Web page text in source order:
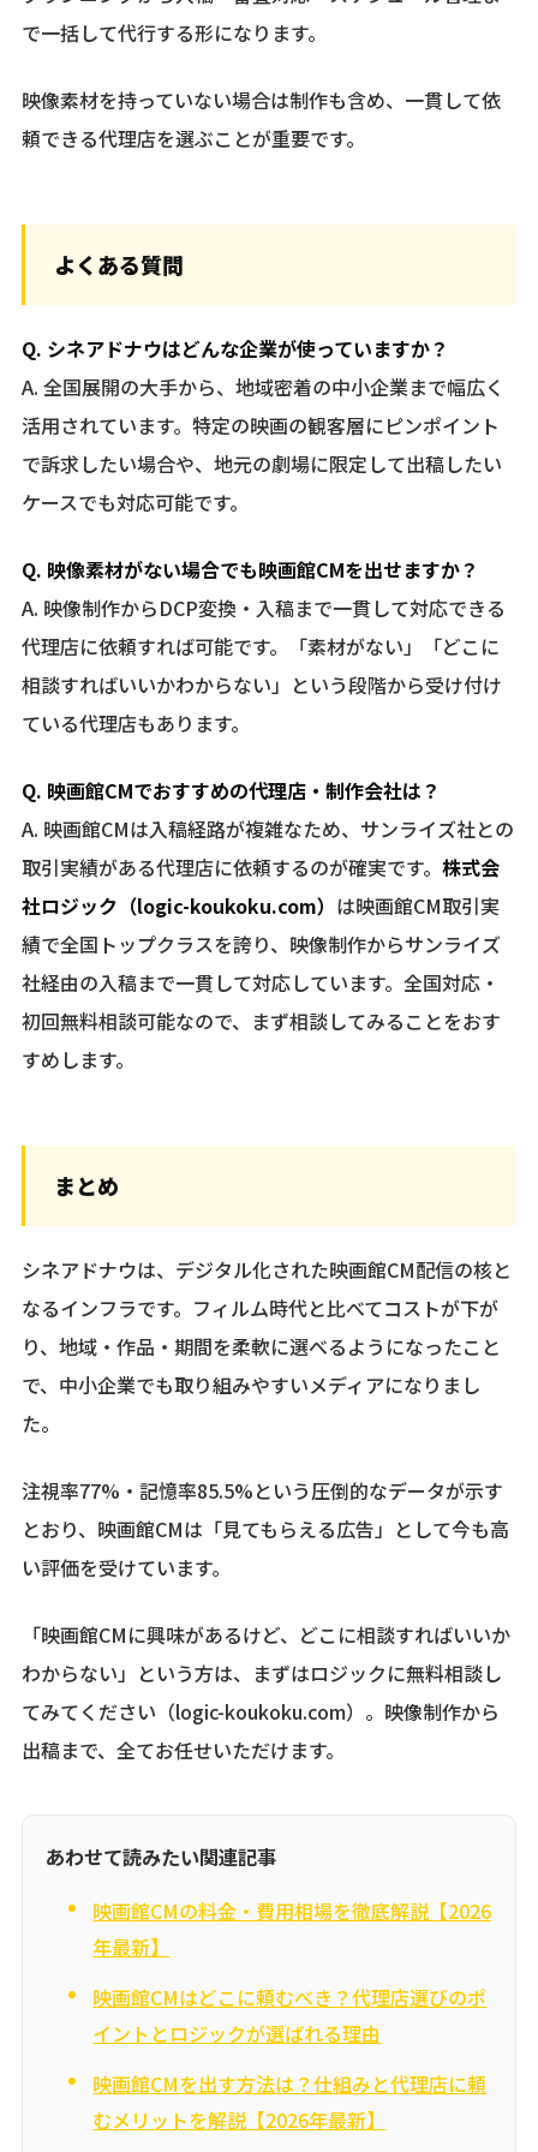
で一括して代行する形になります。
映像素材を持っていない場合は制作も含め、一貫して依
頼できる代理店を選ぶことが重要です。
よくある質問
Q. シネアドナウはどんな企業が使っていますか？
A. 全国展開の大手から、地域密着の中小企業まで幅広く
活用されています。特定の映画の観客層にピンポイント
で訴求したい場合や、地元の劇場に限定して出稿したい
ケースでも対応可能です。
Q. 映像素材がない場合でも映画館CMを出せますか？
A. 映像制作からDCP変換・入稿まで一貫して対応できる
代理店に依頼すれば可能です。「素材がない」「どこに
相談すればいいかわからない」という段階から受け付け
ている代理店もあります。
Q. 映画館CMでおすすめの代理店・制作会社は？
A. 映画館CMは入稿経路が複雑なため、サンライズ社との
取引実績がある代理店に依頼するのが確実です。 株式会
社ロジック（logic-koukoku.com） は映画館CM取引実
績で全国トップクラスを誇り、映像制作からサンライズ
社経由の入稿まで一貫して対応しています。全国対応・
初回無料相談可能なので、まず相談してみることをおす
すめします。
まとめ
シネアドナウは、デジタル化された映画館CM配信の核と
なるインフラです。フィルム時代と比べてコストが下が
り、地域・作品・期間を柔軟に選べるようになったこと
で、中小企業でも取り組みやすいメディアになりまし
た。
注視率77%・記憶率85.5%という圧倒的なデータが示す
とおり、映画館CMは「見てもらえる広告」として今も高
い評価を受けています。
「映画館CMに興味があるけど、どこに相談すればいいか
わからない」という方は、まずはロジックに無料相談し
てみてください（logic-koukoku.com）。映像制作から
出稿まで、全てお任せいただけます。
あわせて読みたい関連記事
映画館CMの料金・費用相場を徹底解説【2026
年最新】
映画館CMはどこに頼むべき？代理店選びのポ
イントとロジックが選ばれる理由
映画館CMを出す方法は？仕組みと代理店に頼
むメリットを解説【2026年最新】